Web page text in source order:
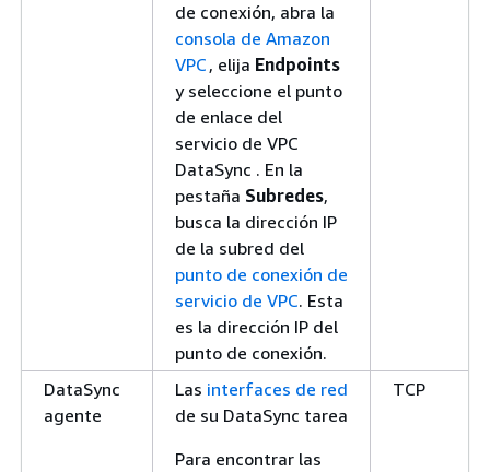
de conexión, abra la
consola de Amazon
VPC , elija Endpoints
y seleccione el punto
de enlace del
servicio de VPC
DataSync . En la
pestaña Subredes,
busca la dirección IP
de la subred del
punto de conexión de
servicio de VPC. Esta
es la dirección IP del
punto de conexión.
DataSync
agente
Las interfaces de red
de su DataSync tarea
Para encontrar las
TCP